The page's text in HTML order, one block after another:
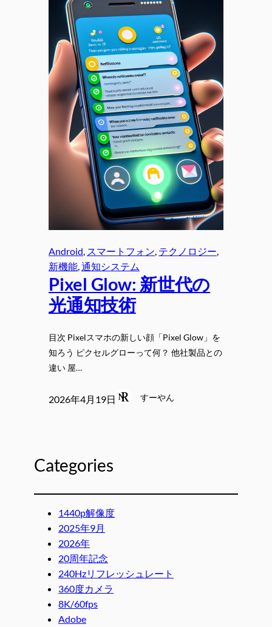
Android, スマートフォン, テクノロジー
新機能, 通知システム
Pixel Glow: 新世代の
光通知技術
目次 Pixelスマホの新しい顔「Pixel Glow」を
知ろう ピクセルグローって何？ 他社製品との
違い 屋…
2026年4月19日 すーやん
Categories
1440p解像度
2025年9月
2026年
20周年記念
240Hzリフレッシュレート
360度カメラ
8K/60fps
Adobe